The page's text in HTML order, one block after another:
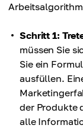
Schritt 1:
müssen Sie
Sie ein
ausfüllen.
der Produkte
alle